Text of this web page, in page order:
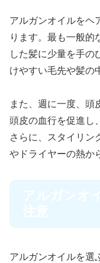
アルガンオイルをヘ
ります。最も一般的
した髪に少量を手の
けやすい毛先や髪の
また、週に一度、頭
頭皮の血行を促進し
さらに、スタイリン
やドライヤーの熱か
アルガンオイルを選